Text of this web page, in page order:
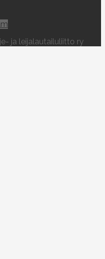
ja leijalautailuliitto ry